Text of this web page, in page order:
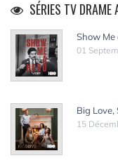
SÉRIES TV DRAME
Show Me
01
Big Love,
15